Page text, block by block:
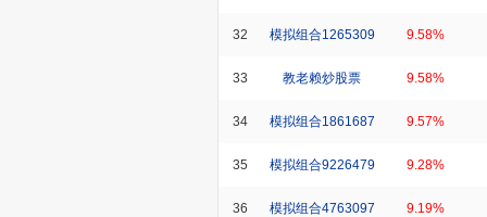
32 模拟组合1265309 9.58%
33 教老赖炒股票 9.58%
34 模拟组合1861687 9.57%
35 模拟组合9226479 9.28%
36 模拟组合4763097 9.19%